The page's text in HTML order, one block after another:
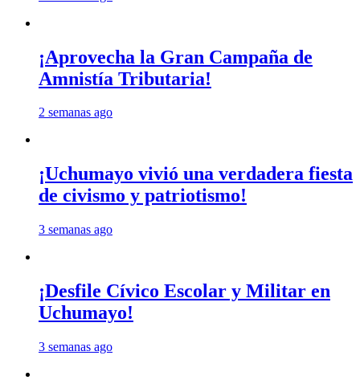
¡Aprovecha la Gran Campaña de
Amnistía Tributaria!
2 semanas ago
¡Uchumayo vivió una verdadera fiesta
de civismo y patriotismo!
3 semanas ago
¡Desfile Cívico Escolar y Militar en
Uchumayo!
3 semanas ago